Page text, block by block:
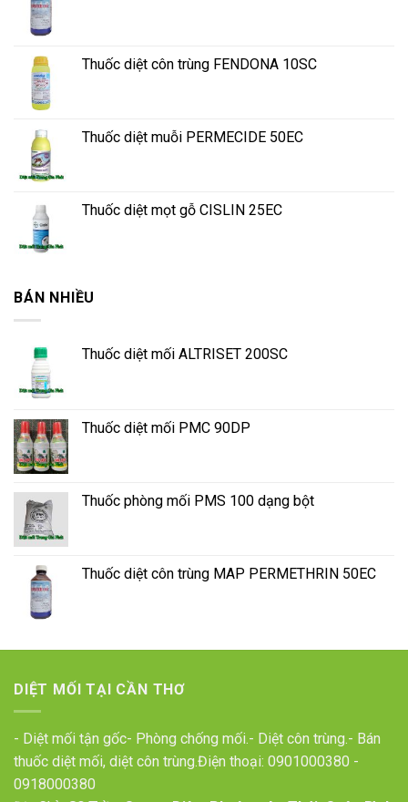
Thuốc diệt côn trùng FENDONA 10SC
Thuốc diệt muỗi PERMECIDE 50EC
Thuốc diệt mọt gỗ CISLIN 25EC
BÁN NHIỀU
Thuốc diệt mối ALTRISET 200SC
Thuốc diệt mối PMC 90DP
Thuốc phòng mối PMS 100 dạng bột
Thuốc diệt côn trùng MAP PERMETHRIN 50EC
DIỆT MỐI TẠI CẦN THƠ
- Diệt mối tận gốc- Phòng chống mối.- Diệt côn trùng.- Bán
thuốc diệt mối, diệt côn trùng.Điện thoại: 0901000380 -
0918000380